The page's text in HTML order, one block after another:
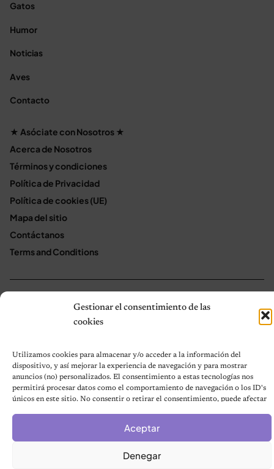
Gestionar el consentimiento de las
cookies
Utilizamos cookies para almacenar y/o acceder a la información del
dispositivo, y así mejorar la experiencia de navegación y para mostrar
anuncios (no) personalizados. El consentimiento a estas tecnologías nos
permitirá procesar datos como el comportamiento de navegación o los ID's
únicos en este sitio. No consentir o retirar el consentimiento, puede afectar
Aceptar
Denegar
Gatos
Humor
Noticias
Aves
Contacto
★ Asóciate con Nosotros ★
Acerca de Nosotros
Términos y condiciones
Política de Privacidad
Política de cookies (UE)
Mapa del sitio
Contáctanos
Terms and Conditions
Política de privacidad